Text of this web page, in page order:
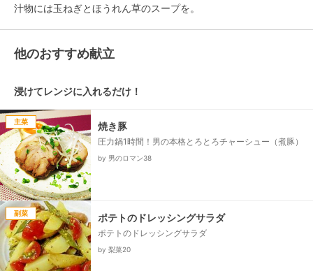
汁物には玉ねぎとほうれん草のスープを。
他のおすすめ献立
浸けてレンジに入れるだけ！
主菜 焼き豚
圧力鍋1時間！男の本格とろとろチャーシュー（煮豚）
by 男のロマン38
副菜 ポテトのドレッシングサラダ
ポテトのドレッシングサラダ
by 梨菜20